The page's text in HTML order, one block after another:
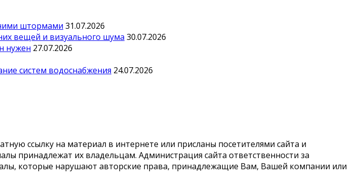
штормами 31.07.2026
вещей и визуального шума 30.07.2026
нужен 27.07.2026
систем водоснабжения 24.07.2026
ссылку на материал в интернете или присланы посетителями сайта и
принадлежат их владельцам. Администрация сайта ответственности за
которые нарушают авторские права, принадлежащие Вам, Вашей компании или